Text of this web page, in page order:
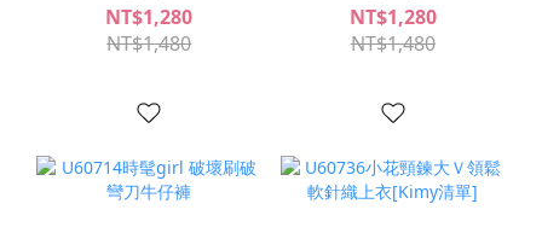
NT$1,280
NT$1,480
NT$1,280
NT$1,480